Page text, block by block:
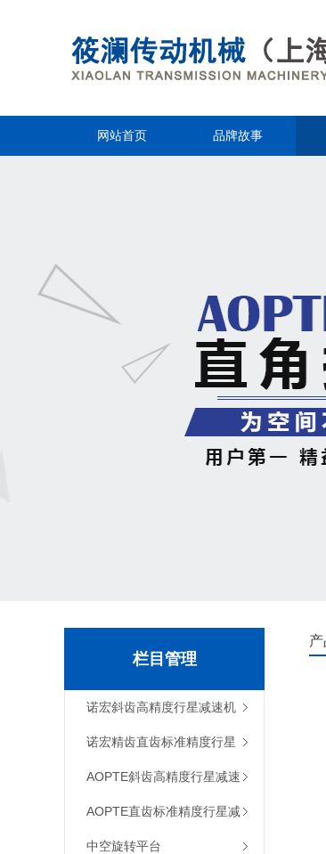
网站首页 品牌故事
栏目管理
诺宏斜齿高精度行星减速机
诺宏精齿直齿标准精度行星
减速机
AOPTE斜齿高精度行星减速
机
AOPTE直齿标准精度行星减
速机
中空旋转平台